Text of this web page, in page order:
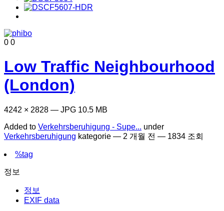
0 0
Low Traffic Neighbourhood
(London)
4242 × 2828 — JPG 10.5 MB
Added to Verkehrsberuhigung - Supe... under
Verkehrsberuhigung kategorie — 2 개월 전 — 1834 조회
%tag
정보
정보
EXIF data